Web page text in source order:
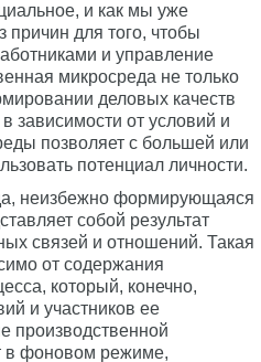
и как мы уже
для того, чтобы
и управление
микросреда не только
деловых качеств
зависимости от условий и
позволяет с большей или
потенциал личности.
неизбежно формирующаяся
собой результат
связей и отношений. Такая
от содержания
который, конечно,
и участников ее
производственной
в фоновом режиме,